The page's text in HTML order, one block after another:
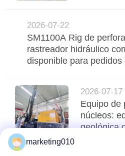
DEL
SITIO
POLÍTICA
DE
PRIVACIDAD
2026-07-22
SM1100A Rig de
rastreador hidráulico
disponible para pedidos
2026-07-17
Equipo de
núcleos:
geológica
marketing010